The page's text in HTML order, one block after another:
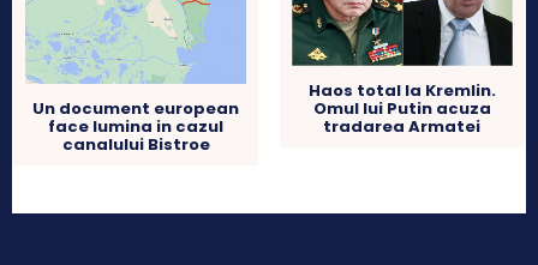
Un document european
face lumina in cazul
canalului Bistroe
Haos total la Kremlin.
Omul lui Putin acuza
tradarea Armatei